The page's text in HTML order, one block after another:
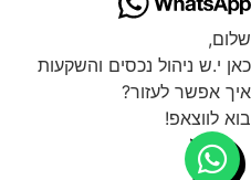
שלום,
כאן י.ש ניהול נכסים והשקעות
איך אפשר לעזור?
בוא לווצאפ!